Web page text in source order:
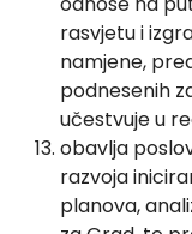
rasvjetu i
namjene,
podnesenih
učestvuje u
obavlja
razvoja
planova,